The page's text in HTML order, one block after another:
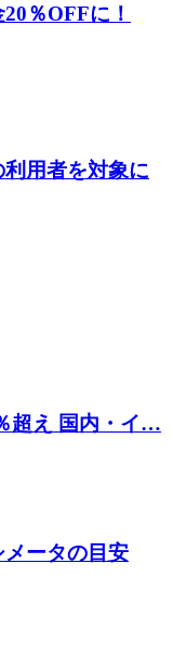
％OFFに！
用者を対象に
超え 国内・イ…
メータの目安